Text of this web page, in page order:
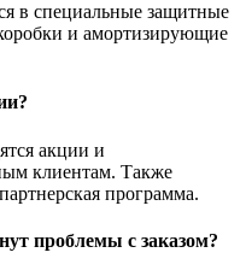
в специальные защитные
и амортизирующие
акции и
клиентам. Также
программа.
проблемы с заказом?